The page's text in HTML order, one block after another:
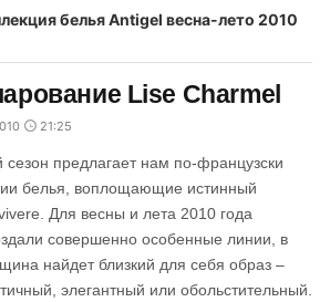
Lise Charmel
21:25
предлагает нам по-французски
белья, воплощающие истинный
Для весны и лета 2010 года
совершенно особенные линии, в
найдет близкий для себя образ –
элегантный или обольстительный.